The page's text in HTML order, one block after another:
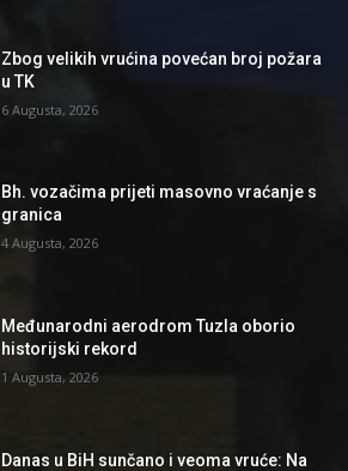
Zbog velikih vrućina povećan broj požara
u TK
6 Augusta, 2026
Bh. vozačima prijeti masovno vraćanje s
granica
4 Augusta, 2026
Međunarodni aerodrom Tuzla oborio
historijski rekord
1 Augusta, 2026
Danas u BiH sunčano i veoma vruće: Na